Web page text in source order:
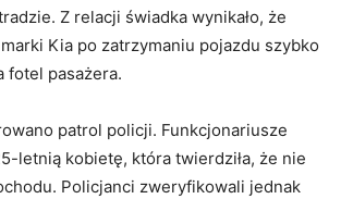
Z relacji świadka wynikało, że
Kia po zatrzymaniu pojazdu szybko
fotel pasażera.
patrol policji. Funkcjonariusze
letnią kobietę, która twierdziła, że nie
Policjanci zweryfikowali jednak